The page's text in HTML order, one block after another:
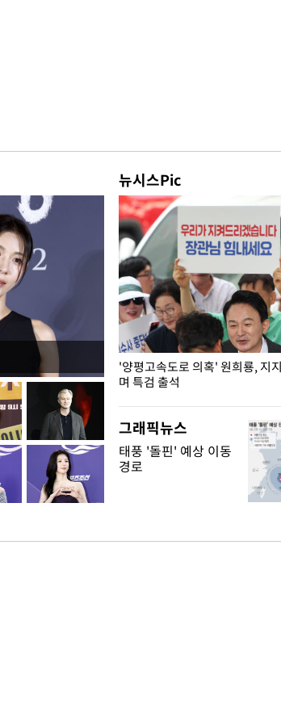
뉴시스Pic
분리 관련 대비책 최
'양평고속도로 의혹' 원희룡, 지
며 특검 출석
그래픽뉴스
태풍 '돌핀' 예상 이동
경로